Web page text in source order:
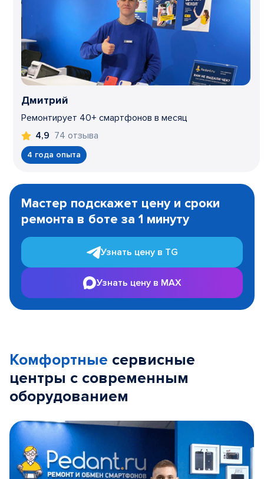
Дмитрий
Ремонтирует 40+ смартфонов в месяц
4,9 74 отзыва
4 года опыта
1
Мастер подскажет цену и сроки
ремонта в боте за 1 минуту
Узнать цену в TG
Узнать цену в MAX
Комфортные сервисные
центры с современным
оборудованием